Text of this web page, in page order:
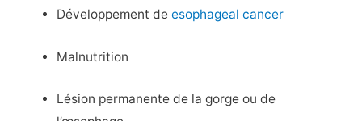
Développement deesophageal cancer
Malnutrition
Lésion permanente de la gorge ou de